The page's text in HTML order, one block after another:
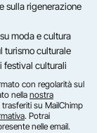
sulla rigenerazione
moda e cultura
turismo culturale
festival culturali
con regolarità sul
nella nostra
su MailChimp
. Potrai
nelle email.